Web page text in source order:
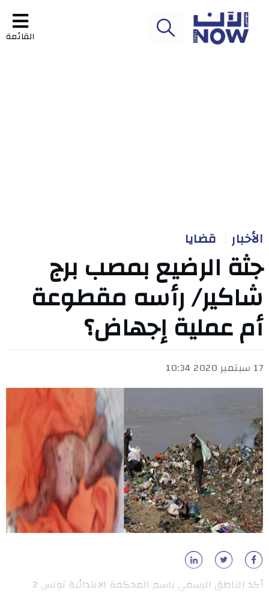
القائمة
الأخبار قضايا
جثة الرضيع بمصب برج
شاكير/ رأسه مقطوعة
أم عملية إجهاض؟
17 سبتمبر 2020 10:34
أكد الناطق الرسمي باسم المحكمة الابتدائية تونس 2